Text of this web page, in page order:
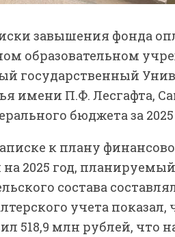
завышения фонда
образовательном
государственный
имени П.Ф. Лесгафта,
бюджета за 2025
к плану
2025 год,
состава
учета
518,9 млн рублей, что